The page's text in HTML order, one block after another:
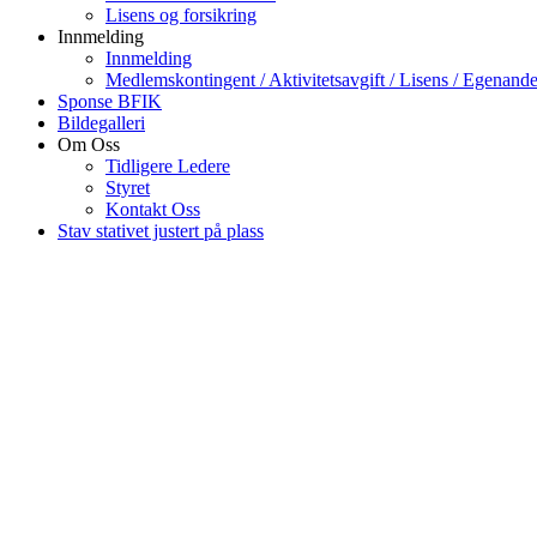
Lisens og forsikring
Innmelding
Innmelding
Medlemskontingent / Aktivitetsavgift / Lisens /
Sponse BFIK
Bildegalleri
Om Oss
Tidligere Ledere
Styret
Kontakt Oss
Stav stativet justert på plass